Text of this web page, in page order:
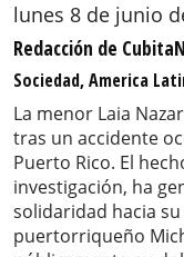
lunes 8 de junio
Redacción de
Sociedad, America
La menor Laia
tras un accidente
Puerto Rico. El
investigación, ha
solidaridad hacia
puertorriqueño